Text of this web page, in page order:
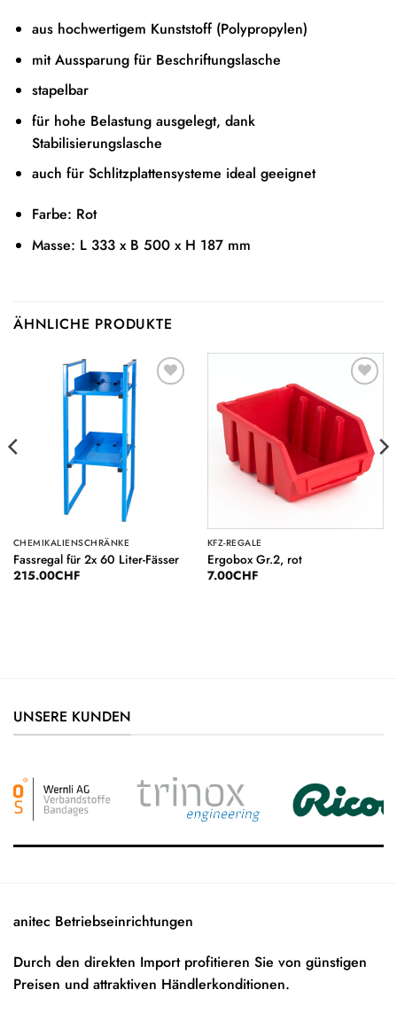
aus hochwertigem Kunststoff (Polypropylen)
mit Aussparung für Beschriftungslasche
stapelbar
für hohe Belastung ausgelegt, dank
Stabilisierungslasche
auch für Schlitzplattensysteme ideal geeignet
Farbe: Rot
Masse: L 333 x B 500 x H 187 mm
ÄHNLICHE PRODUKTE
Wunschliste
CHEMIKALIENSCHRÄNKE
Fassregal für 2x 60 Liter-Fässer
215.00CHF
Wunschliste
KFZ-REGALE
Ergobox Gr.2, rot
7.00CHF
UNSERE KUNDEN
anitec Betriebseinrichtungen
Durch den direkten Import profitieren Sie von günstigen
Preisen und attraktiven Händlerkonditionen.